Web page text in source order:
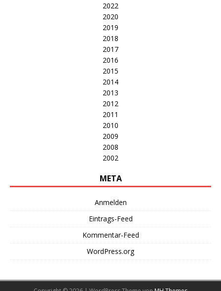
2022
2020
2019
2018
2017
2016
2015
2014
2013
2012
2011
2010
2009
2008
2002
META
Anmelden
Eintrags-Feed
Kommentar-Feed
WordPress.org